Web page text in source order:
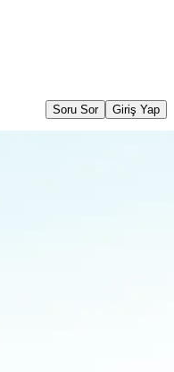
Soru Sor Giriş Yap